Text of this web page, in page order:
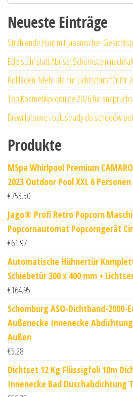
Neueste Einträge
Strahlende Haut mit japanischer
Edelstahl statt Abriss: Schornstein
Rollläden: Mehr als nur Lichtschutz für Ihr
Top Kosmetikprodukte 2026 für
Drzwi loftowe i balustrady do schodów
Produkte
MSpa Whirlpool Premium
2023 Outdoor Pool XXL 6
€753.50
Jago® Profi Retro Popcorn
Popcornautomat Popcorngerät
€61.97
Automatische Hühnertür
Schiebetür 300 x 400 mm +
€164.95
Schomburg ASO-Dichtband-2000-
Außenecke Innenecke
Außen
€5.28
Dichtset 12 Kg Flüssigfoli 10m
Innenecke Bad Duschabdichtung